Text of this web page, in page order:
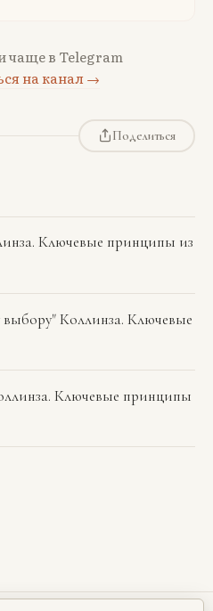
чаще в Telegram
на канал →
Поделиться
Ключевые принципы из
выбору" Коллинза. Ключевые
Ключевые принципы